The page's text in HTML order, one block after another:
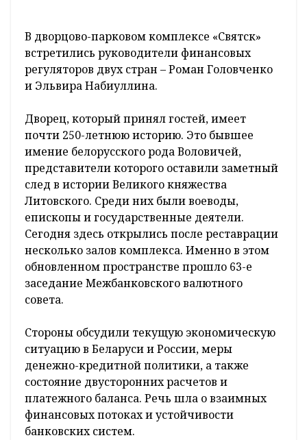
В дворцово-парковом комплексе «Святск»
встретились руководители финансовых
регуляторов двух стран – Роман Головченко
и Эльвира Набиуллина.
Дворец, который принял гостей, имеет
почти 250-летнюю историю. Это бывшее
имение белорусского рода Воловичей,
представители которого оставили заметный
след в истории Великого княжества
Литовского. Среди них были воеводы,
епископы и государственные деятели.
Сегодня здесь открылись после реставрации
несколько залов комплекса. Именно в этом
обновленном пространстве прошло 63-е
заседание Межбанковского валютного
совета.
Стороны обсудили текущую экономическую
ситуацию в Беларуси и России, меры
денежно-кредитной политики, а также
состояние двусторонних расчетов и
платежного баланса. Речь шла о взаимных
финансовых потоках и устойчивости
банковских систем.